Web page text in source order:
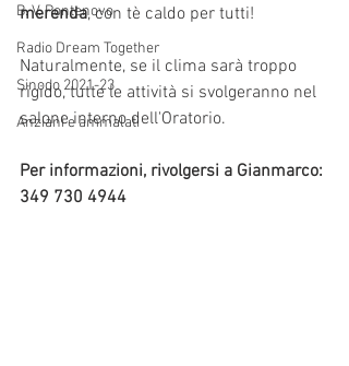
B. V. Pontenovo
Radio Dream Together
Sinodo 2021-23
Anziani e ammalati
merenda, con tè caldo per tutti!
Naturalmente, se il clima sarà troppo
rigido, tutte le attività si svolgeranno nel
salone interno dell'Oratorio.
Per informazioni, rivolgersi a Gianmarco:
349 730 4944